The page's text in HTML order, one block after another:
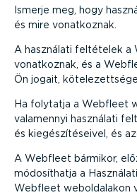
Ismerje meg, hogy
és mire vonatkoznak.
A használati feltételek a
vonatkoznak, és a
Ön jogait,
Ha folytatja a Webfleet
valamennyi használati
és kiegé­szí­té­seivel, és
A Webfleet bármikor,
módosít­hatja a
Webfleet webol­da­lakon